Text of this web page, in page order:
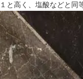
と高く、塩酸などと同